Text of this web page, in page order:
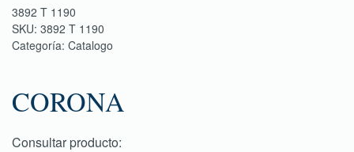
3892 T 1190
SKU: 3892 T 1190
Categoría: Catalogo
CORONA
Consultar producto: